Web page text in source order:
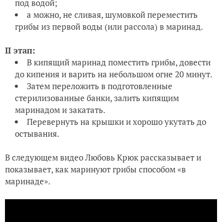
под водой;
а можно, не сливая, шумовкой переместить
грибы из первой воды (или рассола) в маринад.
II этап:
В кипящий маринад поместить грибы, довести
до кипения и варить на небольшом огне 20 минут.
Затем переложить в подготовленные
стерилизованные банки, залить кипящим
маринадом и закатать.
Перевернуть на крышки и хорошо укутать до
остывания.
В следующем видео Любовь Крюк рассказывает и
показывает, как маринуют грибы способом «в
маринаде».